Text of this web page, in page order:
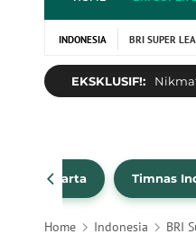
INDONESIA BRI SUPER
EKSKLUSIF!:
Persija Jakarta Timnas
Home Indonesia BRI